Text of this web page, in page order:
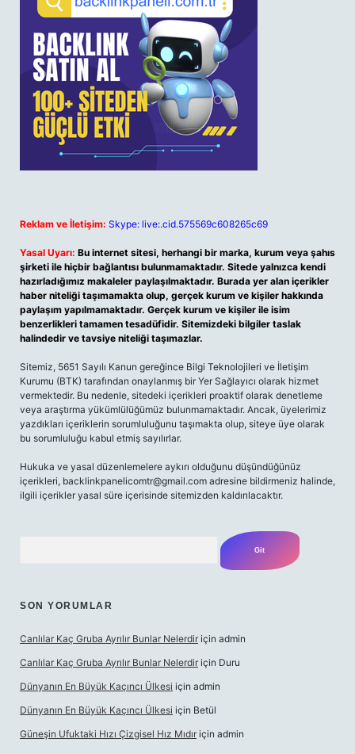
Reklam ve İletişim: Skype: live:.cid.575569c608265c69
Yasal Uyarı: Bu internet sitesi, herhangi bir marka, kurum veya şahıs
şirketi ile hiçbir bağlantısı bulunmamaktadır. Sitede yalnızca kendi
hazırladığımız makaleler paylaşılmaktadır. Burada yer alan içerikler
haber niteliği taşımamakta olup, gerçek kurum ve kişiler hakkında
paylaşım yapılmamaktadır. Gerçek kurum ve kişiler ile isim
benzerlikleri tamamen tesadüfidir. Sitemizdeki bilgiler taslak
halindedir ve tavsiye niteliği taşımazlar.
Sitemiz, 5651 Sayılı Kanun gereğince Bilgi Teknolojileri ve İletişim
Kurumu (BTK) tarafından onaylanmış bir Yer Sağlayıcı olarak hizmet
vermektedir. Bu nedenle, sitedeki içerikleri proaktif olarak denetleme
veya araştırma yükümlülüğümüz bulunmamaktadır. Ancak, üyelerimiz
yazdıkları içeriklerin sorumluluğunu taşımakta olup, siteye üye olarak
bu sorumluluğu kabul etmiş sayılırlar.
Hukuka ve yasal düzenlemelere aykırı olduğunu düşündüğünüz
içerikleri, backlinkpanelicomtr@gmail.com adresine bildirmeniz halinde,
ilgili içerikler yasal süre içerisinde sitemizden kaldırılacaktır.
SON YORUMLAR
Canlılar Kaç Gruba Ayrılır Bunlar Nelerdir için admin
Canlılar Kaç Gruba Ayrılır Bunlar Nelerdir için Duru
Dünyanın En Büyük Kaçıncı Ülkesi için admin
Dünyanın En Büyük Kaçıncı Ülkesi için Betül
Güneşin Ufuktaki Hızı Çizgisel Hız Mıdır için admin